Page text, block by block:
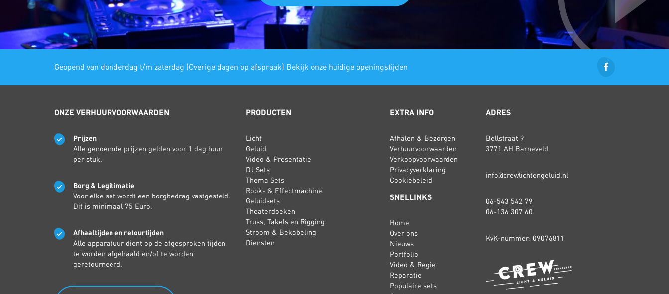
Geopend van donderdag t/m zaterdag (Overige dagen op afspraak) Bekijk onze huidige openingstijden
ONZE VERHUURVOORWAARDEN
Prijzen
Alle genoemde prijzen gelden voor 1 dag huur
per stuk.
Borg & Legitimatie
Voor elke set wordt een borgbedrag vastgesteld.
Dit is minimaal 75 Euro.
Afhaaltijden en retourtijden
Alle apparatuur dient op de afgesproken tijden
te worden afgehaald en/of te worden
geretourneerd.
PRODUCTEN
Licht
Geluid
Video & Presentatie
DJ Sets
Thema Sets
Rook- & Effectmachine
Geluidsets
Theaterdoeken
Truss, Takels en Rigging
Stroom & Bekabeling
Diensten
EXTRA INFO
Afhalen & Bezorgen
Verhuurvoorwaarden
Verkoopvoorwaarden
Privacyverklaring
Cookiebeleid
SNELLINKS
Home
Over ons
Nieuws
Portfolio
Video & Regie
Reparatie
Populaire sets
ADRES
Bellstraat 9
3771 AH Barneveld
info@crewlichtengeluid.nl
06-543 542 79
06-136 307 60
KvK-nummer: 09076811